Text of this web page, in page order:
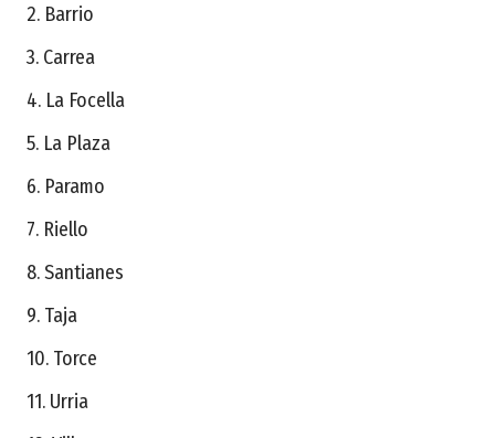
2. Barrio
3. Carrea
4. La Focella
5. La Plaza
6. Paramo
7. Riello
8. Santianes
9. Taja
10. Torce
11. Urria